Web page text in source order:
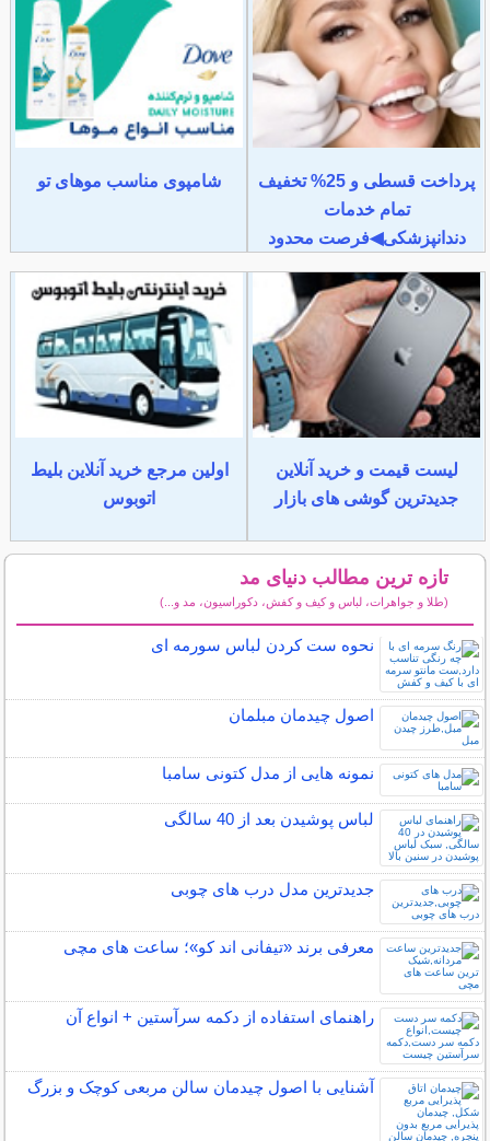
پرداخت قسطی و 25% تخفیف
تمام خدمات
دندانپزشکی◀فرصت محدود
شامپوی مناسب موهای تو
لیست قیمت و خرید آنلاین
جدیدترین گوشی های بازار
اولین مرجع خرید آنلاین بلیط
اتوبوس
تازه ترین مطالب دنیای مد
(طلا و جواهرات، لباس و کیف و کفش، دکوراسیون، مد و...)
نحوه ست کردن لباس سورمه ای
اصول چیدمان مبلمان
نمونه هایی از مدل کتونی سامبا
لباس پوشیدن بعد از 40 سالگی
جدیدترین مدل درب های چوبی
معرفی برند «تیفانی اند کو»؛ ساعت های مچی
راهنمای استفاده از دکمه سرآستین + انواع آن
آشنایی با اصول چیدمان سالن مربعی کوچک و بزرگ